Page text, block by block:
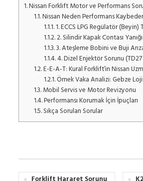
1.Nissan Forklift Motor ve Performans
1.1.Nissan Neden Performans
1.1.1.1. ECCS LPG Regülatör (Beyin)
1.1.2.2. Silindir Kapak Contası
1.1.3.3. Ateşleme Bobini ve Buji
1.1.4.4. Dizel Enjektör Sorunu
1.2.E-E-A-T: Kural Forklift’in Nissan
1.2.1.Örnek Vaka Analizi: Gebze
1.3.Mobil Servis ve Motor Revizyonu
1.4.Performansı Korumak İçin İpuçları
1.5.Sıkça Sorulan Sorular